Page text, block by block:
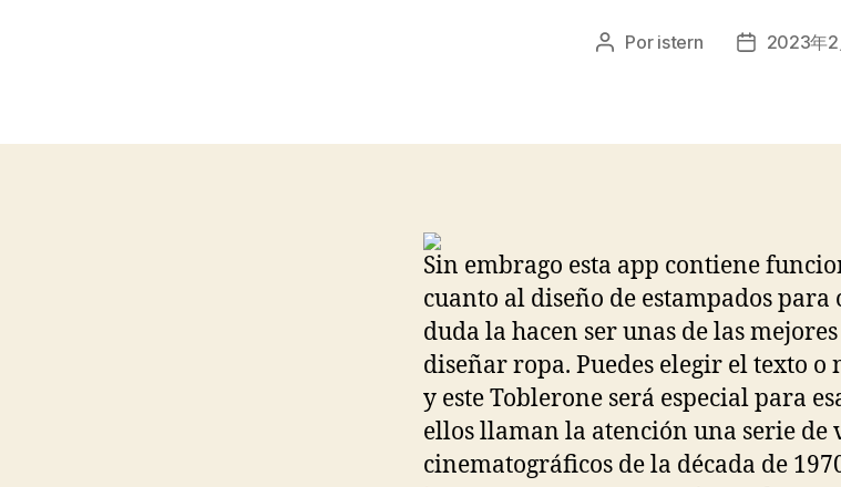
Autor
Por istern
Fecha2023年2
Sin embrago esta app contiene
cuanto al diseño de estampados para
duda la hacen ser unas de las
diseñar ropa. Puedes elegir el texto
y este Toblerone será especial para
ellos llaman la atención una serie de
cinematográficos de la década de